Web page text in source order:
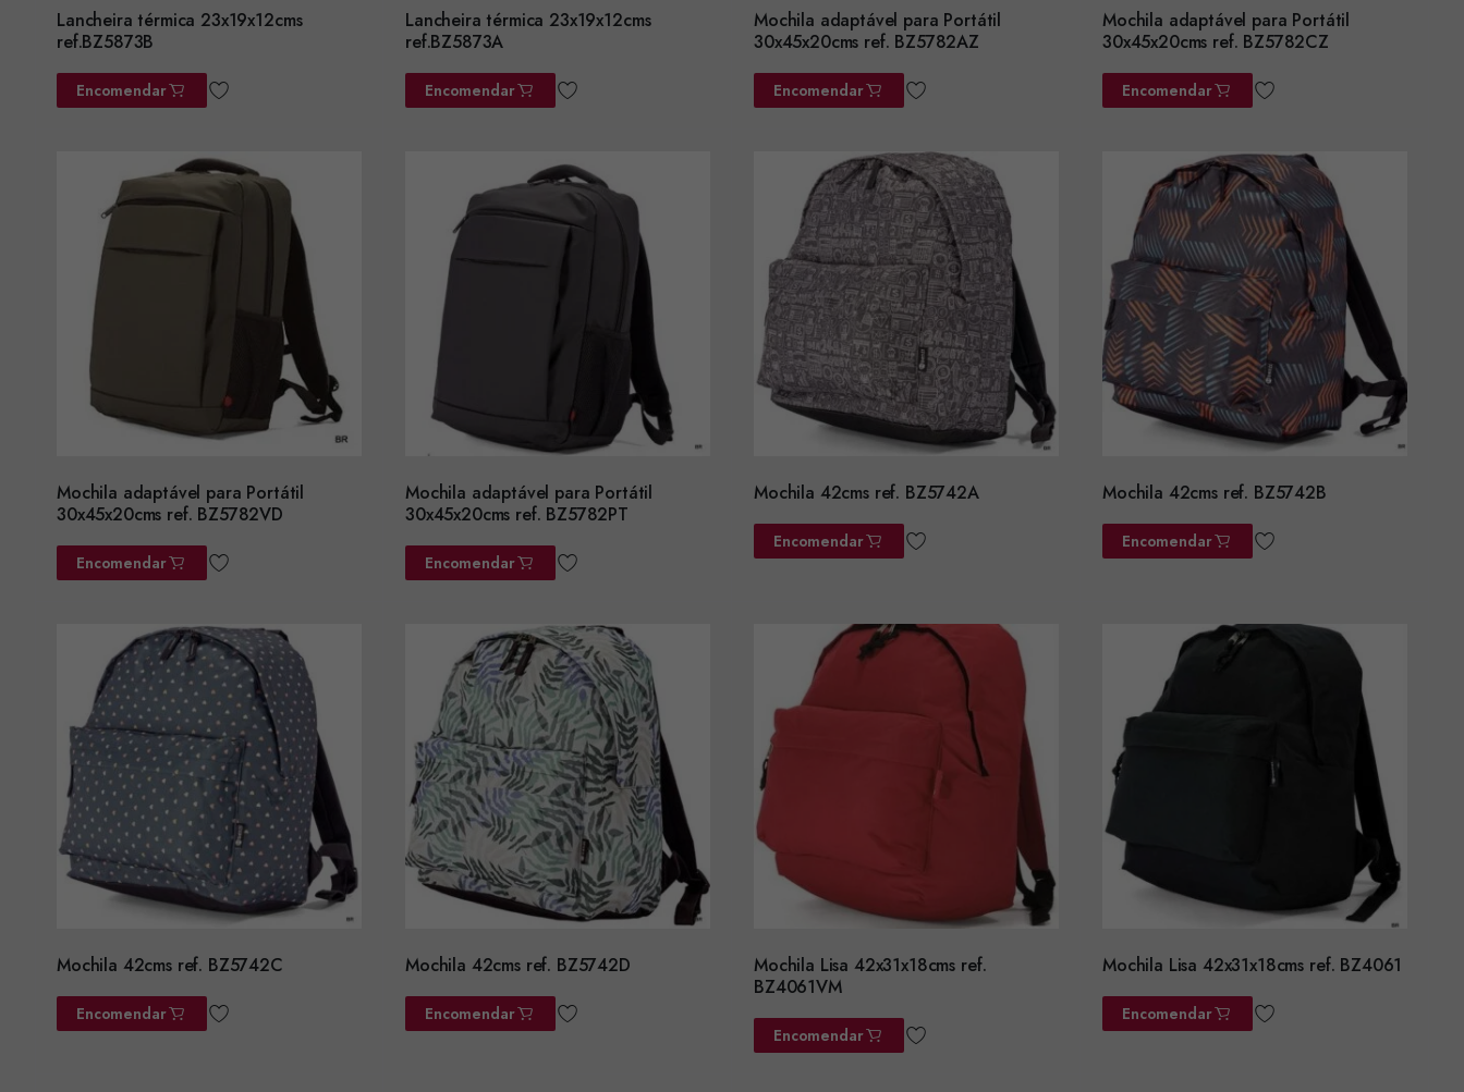
Lancheira térmica 23x19x12cms
ref.BZ5873B
Encomendar
Lancheira térmica 23x19x12cms
ref.BZ5873A
Encomendar
Mochila adaptável para Portátil
30x45x20cms ref. BZ5782AZ
Encomendar
Mochila adaptável para Portátil
30x45x20cms ref. BZ5782CZ
Encomendar
Mochila adaptável para Portátil
30x45x20cms ref. BZ5782VD
Encomendar
Mochila adaptável para Portátil
30x45x20cms ref. BZ5782PT
Encomendar
Mochila 42cms ref. BZ5742A
Encomendar
Mochila 42cms ref. BZ5742B
Encomendar
Mochila 42cms ref. BZ5742C
Encomendar
Mochila 42cms ref. BZ5742D
Encomendar
Mochila Lisa 42x31x18cms ref.
BZ4061VM
Encomendar
Mochila Lisa 42x31x18cms ref. BZ4061
Encomendar